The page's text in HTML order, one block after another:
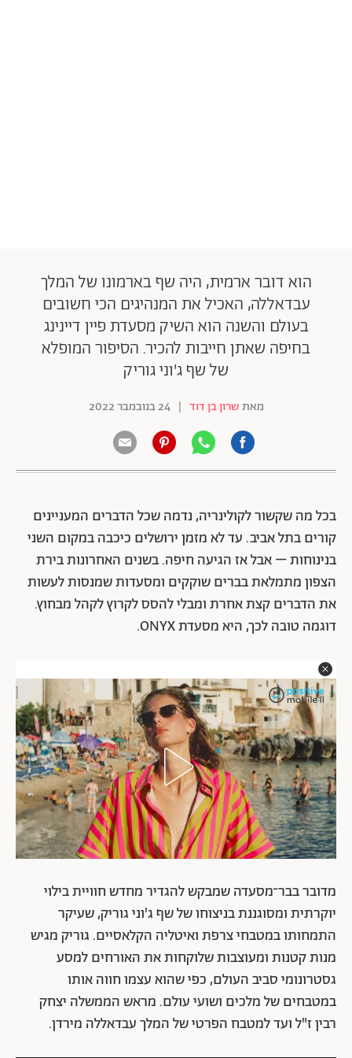
הוא דובר ארמית, היה שף בארמונו של המלך
עבדאללה, האכיל את המנהיגים הכי חשובים
בעולם והשנה הוא השיק מסעדת פיין דיינינג
בחיפה שאתן חייבות להכיר. הסיפור המופלא
של שף ג'וני גוריק
מאתשרון בן דוד | 24 בנובמבר 2022
בכל מה שקשור לקולינריה, נדמה שכל הדברים המעניינים
קורים בתל אביב. עד לא מזמן ירושלים כיכבה במקום השני
בנינוחות – אבל אז הגיעה חיפה. בשנים האחרונות בירת
הצפון מתמלאת בברים שוקקים ומסעדות שמנסות לעשות
את הדברים קצת אחרת ומבלי להסס לקרוץ לקהל מבחוץ.
דוגמה טובה לכך, היא מסעדת ONYX.
מדובר בבר־מסעדה שמבקש להגדיר מחדש חוויית בילוי
יוקרתית ומסוגננת בניצוחו של שף ג'וני גוריק, שעיקר
התמחותו במטבחי צרפת ואיטליה הקלאסיים. גוריק מגיש
מנות קטנות ומעוצבות שלוקחות את האורחים למסע
גסטרונומי סביב העולם, כפי שהוא עצמו חווה אותו
במטבחים של מלכים ושועי עולם. מראש הממשלה יצחק
רבין ז"ל ועד למטבח הפרטי של המלך עבדאללה מירדן.